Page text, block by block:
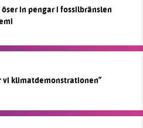
in pengar i fossilbränslen
vi klimatdemonstrationen”